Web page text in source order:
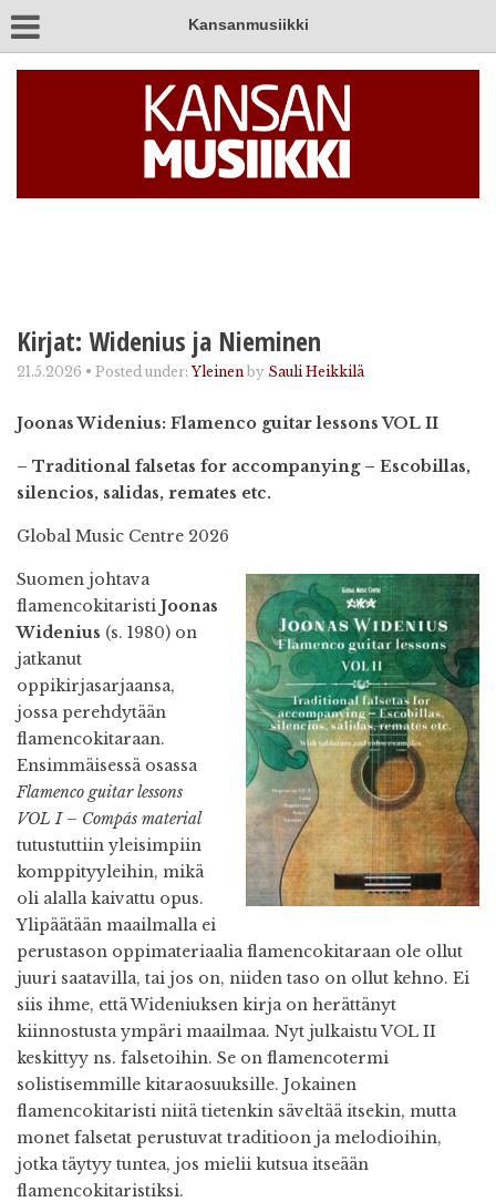
Kansanmusiikki
Kirjat: Widenius ja Nieminen
21.5.2026 • Posted under: Yleinen by Sauli Heikkilä
Joonas Widenius: Flamenco guitar lessons VOL II
– Traditional falsetas for accompanying – Escobillas,
silencios, salidas, remates etc.
Global Music Centre 2026
Suomen johtava
flamencokitaristi Joonas
Widenius (s. 1980) on
jatkanut
oppikirjasarjaansa,
jossa perehdytään
flamencokitaraan.
Ensimmäisessä osassa
Flamenco guitar lessons
VOL I – Compás material
tutustuttiin yleisimpiin
komppityyleihin, mikä
oli alalla kaivattu opus.
Ylipäätään maailmalla ei
perustason oppimateriaalia flamencokitaraan ole ollut
juuri saatavilla, tai jos on, niiden taso on ollut kehno. Ei
siis ihme, että Wideniuksen kirja on herättänyt
kiinnostusta ympäri maailmaa. Nyt julkaistu VOL II
keskittyy ns. falsetoihin. Se on flamencotermi
solistisemmille kitaraosuuksille. Jokainen
flamencokitaristi niitä tietenkin säveltää itsekin, mutta
monet falsetat perustuvat traditioon ja melodioihin,
jotka täytyy tuntea, jos mielii kutsua itseään
flamencokitaristiksi.